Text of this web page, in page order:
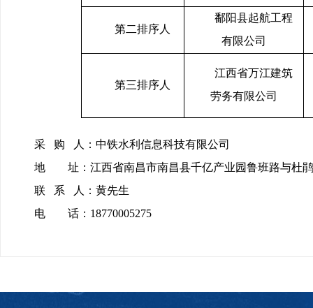
第二排序人
鄱阳县起航工程
有限公司
第三排序人
江西省万江建筑
劳务有限公司
采 购 人：中铁水利信息科技有限公司
地 址：江西省南昌市南昌县千亿产业园鲁班路与杜
联 系 人：黄先生
电 话：18770005275